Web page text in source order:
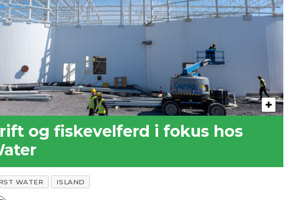
og fiskevelferd i fokus hos
WATER ISLAND